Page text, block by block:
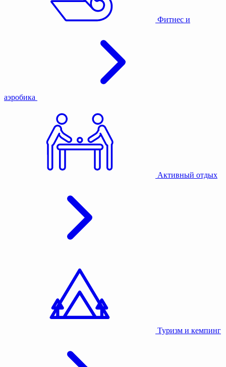
Фитнес и
аэробика
Активный отдых
Туризм и кемпинг